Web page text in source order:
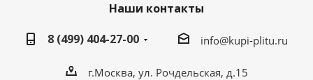
Наши контакты
8 (499) 404-27-00
info@kupi-plitu.ru
г.Москва, ул. Рочдельская, д.15